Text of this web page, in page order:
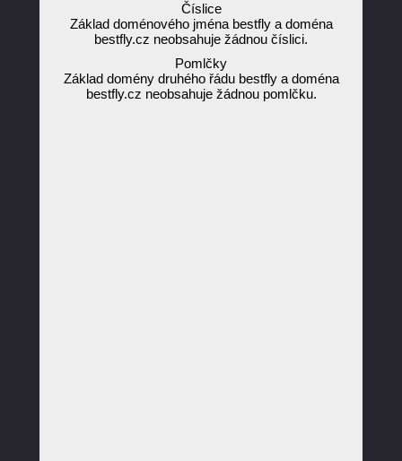
Číslice
Základ doménového jména bestfly a doména
bestfly.cz neobsahuje žádnou číslici.
Pomlčky
Základ domény druhého řádu bestfly a doména
bestfly.cz neobsahuje žádnou pomlčku.